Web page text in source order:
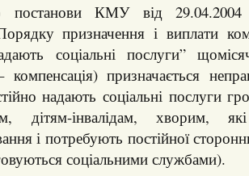
постанови КМУ від
призначення і виплати
соціальні послуги”
компенсація) призначається
надають соціальні послуги
дітям-інвалідам, хворим,
і потребують постійної
соціальними службами).